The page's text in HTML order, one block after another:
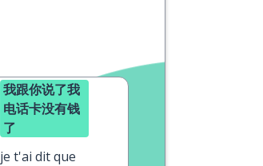
我跟你说了我
电话卡没有钱
了
je t'ai dit que